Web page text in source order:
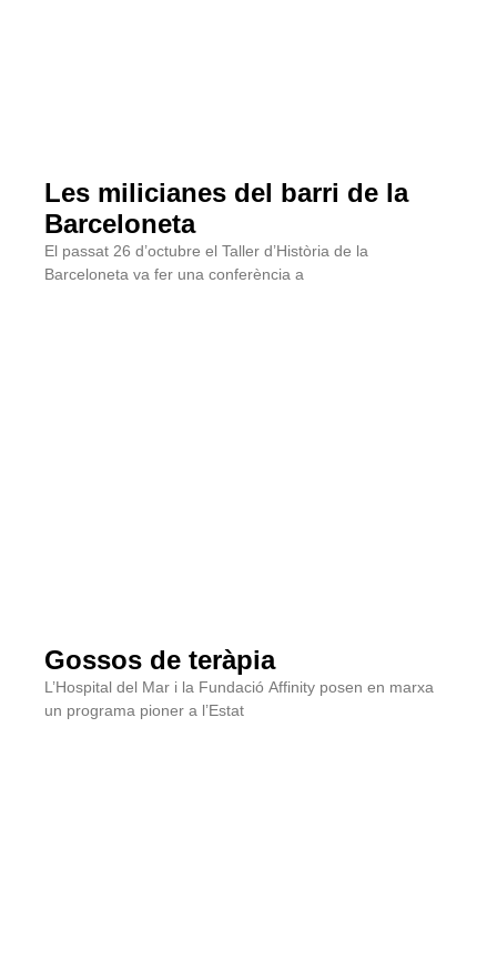
Les milicianes del barri de la
Barceloneta
El passat 26 d’octubre el Taller d’Història de la
Barceloneta va fer una conferència a
Gossos de teràpia
L’Hospital del Mar i la Fundació Affinity posen en marxa
un programa pioner a l’Estat